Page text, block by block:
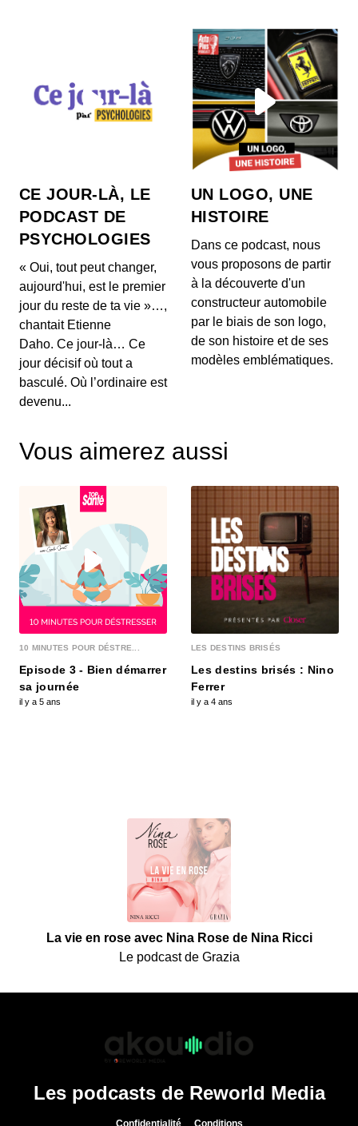
CE JOUR-LÀ, LE
PODCAST DE
PSYCHOLOGIES
« Oui, tout peut changer,
aujourd'hui, est le premier
jour du reste de ta vie »…,
chantait Etienne
Daho. Ce jour-là… Ce
jour décisif où tout a
basculé. Où l’ordinaire est
devenu...
UN LOGO, UNE
HISTOIRE
Dans ce podcast, nous
vous proposons de partir
à la découverte d'un
constructeur automobile
par le biais de son logo,
de son histoire et de ses
modèles emblématiques.
Vous aimerez aussi
10 MINUTES POUR DÉSTRE...
Episode 3 - Bien démarrer
sa journée
il y a 5 ans
LES DESTINS BRISÉS
Les destins brisés : Nino
Ferrer
il y a 4 ans
La vie en rose avec Nina Rose de Nina Ricci
Le podcast de Grazia
Les podcasts de Reworld Media